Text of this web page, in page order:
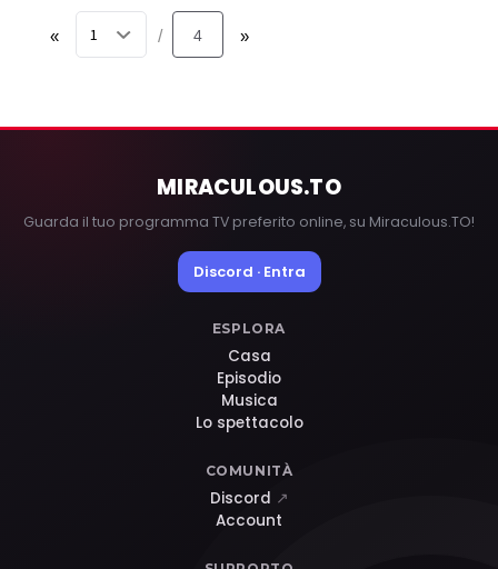
« / 4 »
MIRACULOUS.TO
Guarda il tuo programma TV preferito online, su Miraculous.TO!
Discord · Entra
ESPLORA
Casa
Episodio
Musica
Lo spettacolo
COMUNITÀ
Discord ↗
Account